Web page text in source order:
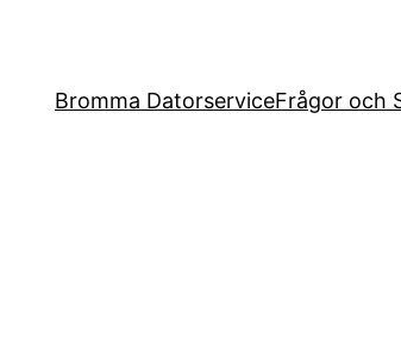
Bromma DatorserviceFrågor och